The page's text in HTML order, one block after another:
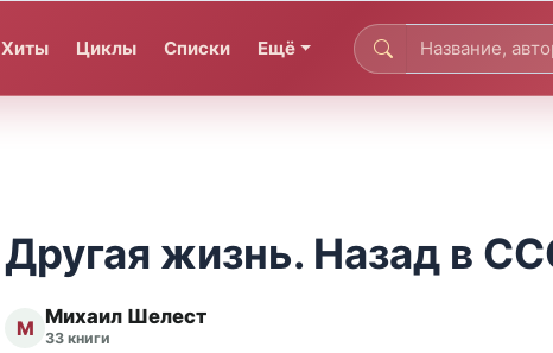
Хиты Циклы Списки Ещё
Другая жизнь. Назад в
М Михаил Шелест
33 книги